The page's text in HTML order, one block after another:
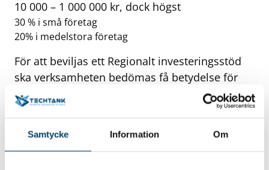
Samtycke Information Om
10 000 – 1 000 000 kr, dock högst
30 % i små företag
20% i medelstora företag
För att beviljas ett Regionalt investeringsstöd
ska verksamheten bedömas få betydelse för
näringslivets utveckling i regionen eller annars
bedömas ha särskild betydelse för den
en nyetablering eller att många nya